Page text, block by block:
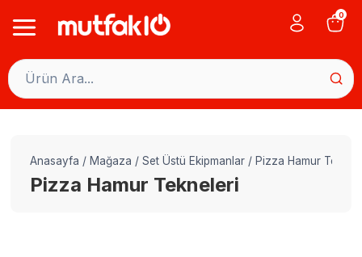
0
Anasayfa / Mağaza / Set Üstü Ekipmanlar / Pizza Hamur
Pizza Hamur Tekneleri